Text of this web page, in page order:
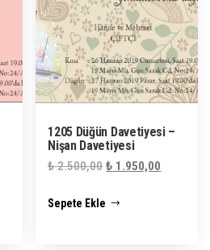
1205 Düğün Davetiyesi –
Nişan Davetiyesi
₺2.500,00 Orijinal
₺ 2.500,00.
₺ 1.950,00
Sepete Ekle